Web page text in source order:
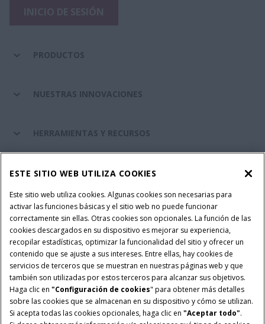
PRODUCTOS
NUESTRAS INNOVACIONES
HERRAMIENTAS Y RECURSOS
RECAMBIOS Y SERVICIOS
SOBRE CASE IH
Términos y condiciones Aviso de privacidad
Aviso legal
Configuración de cookies
Telematics aviso de privacidad
© 2026 CNH Industrial America LLC. All Rights Reserved. Case IH is a
trademark of CNH Industrial America LLC.
ESTE SITIO WEB UTILIZA COOKIES
Este sitio web utiliza cookies. Algunas cookies son necesarias para
activar las funciones básicas y el sitio web no puede funcionar
correctamente sin ellas. Otras cookies son opcionales. La función de las
cookies descargados en su dispositivo es mejorar su experiencia,
recopilar estadísticas, optimizar la funcionalidad del sitio y ofrecer un
contenido que se ajuste a sus intereses. Entre ellas, hay cookies de
servicios de terceros que se muestran en nuestras páginas web y que
también son utilizadas por estos terceros para alcanzar sus objetivos.
Haga clic en "Configuración de cookies" para obtener más detalles
sobre las cookies que se almacenan en su dispositivo y cómo se utilizan.
Si acepta todas las cookies opcionales, haga clic en "Aceptar todo".